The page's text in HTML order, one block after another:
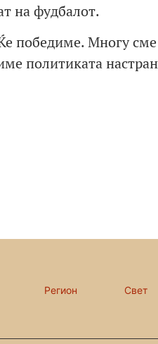
на фудбалот.
победиме. Многу
политиката
Регион Свет